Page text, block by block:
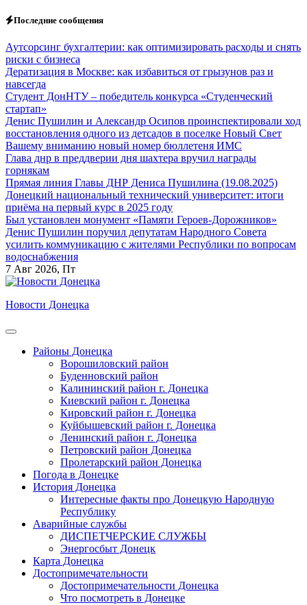
Перейти
содержанию
Последние сообщения
Аутсорсинг бухгалтерии: как оптимизировать расходы и снять
риски с бизнеса
Дератизация в Москве: как избавиться от грызунов раз и
навсегда
Студент ДонНТУ – победитель конкурса «Студенческий
стартап»
Денис Пушилин и Александр Осипов проинспектировали ход
восстановления одного из детсадов в поселке Новый Свет
Вашему вниманию новый номер бюллетеня ИМС
Глава днр в преддверии дня шахтера вручил награды
горнякам
Прямая линия Главы ДНР Дениса Пушилина (19.08.2025)
Донецкий национальный технический университет: итоги
приёма на первый курс в 2025 году
Был установлен монумент «Памяти Героев-Дорожников»
Денис Пушилин поручил депутатам Народного Совета
усилить коммуникацию с жителями Республики по вопросам
водоснабжения
7 Авг 2026, Пт
Новости Донецка
Районы Донецка
Ворошиловский район
Буденновский район
Калининский район г. Донецка
Киевский район г. Донецка
Кировский район г. Донецка
Куйбышевский район г. Донецка
Ленинский район г. Донецка
Петровский район Донецка
Пролетарский район Донецка
Погода в Донецке
История Донецка
Интересные факты про Донецкую Народную
Республику
Аварийные службы
ДИСПЕТЧЕРСКИЕ СЛУЖБЫ
Энергосбыт Донецк
Карта Донецка
Достопримечательности
Достопримечательности Донецка
Что посмотреть в Донецке